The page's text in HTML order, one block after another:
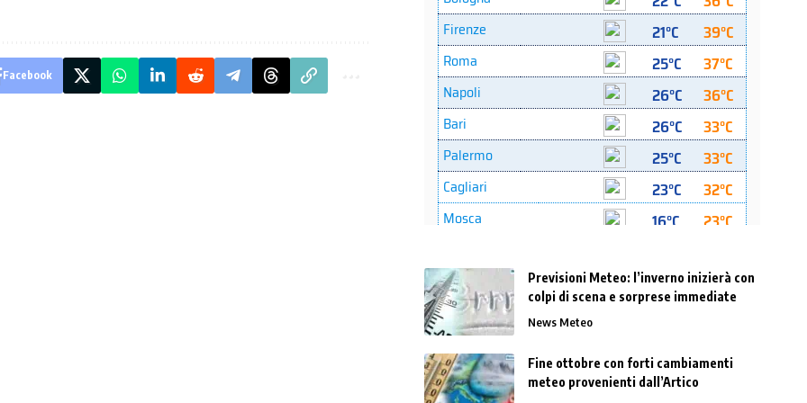
Facebook
Previsioni Meteo: l’inverno inizierà con
colpi di scena e sorprese immediate
News Meteo
Fine ottobre con forti cambiamenti
meteo provenienti dall’Artico